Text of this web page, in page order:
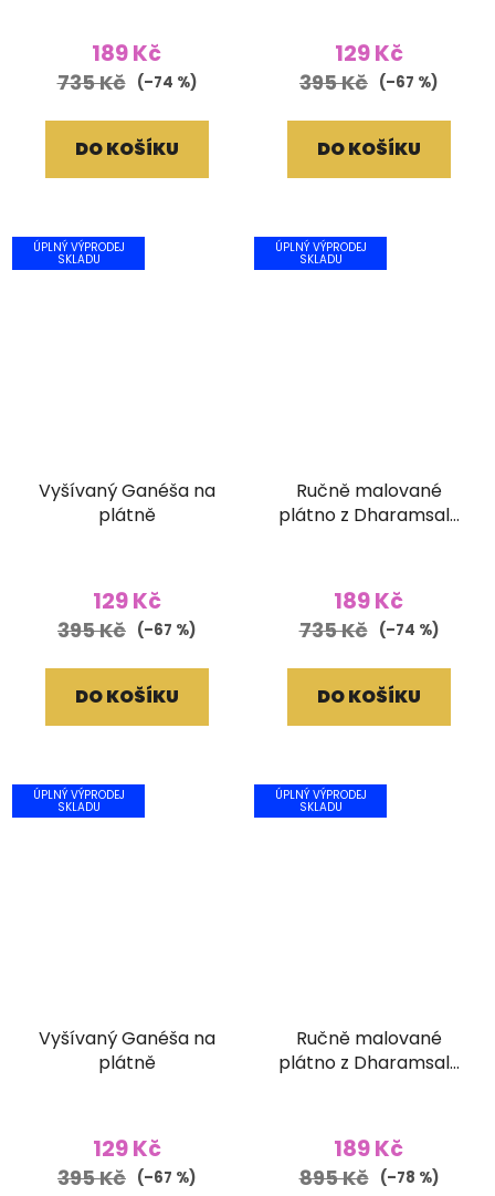
189 Kč
735 Kč (–74 %)
DO KOŠÍKU
129 Kč
395 Kč (–67 %)
DO KOŠÍKU
ÚPLNÝ VÝPRODEJ
SKLADU
Vyšívaný Ganéša na
plátně
129 Kč
395 Kč (–67 %)
DO KOŠÍKU
ÚPLNÝ VÝPRODEJ
SKLADU
Ručně malované
plátno z Dharamsaly
189 Kč
735 Kč (–74 %)
DO KOŠÍKU
ÚPLNÝ VÝPRODEJ
SKLADU
Vyšívaný Ganéša na
plátně
129 Kč
395 Kč (–67 %)
ÚPLNÝ VÝPRODEJ
SKLADU
Ručně malované
plátno z Dharamsaly
189 Kč
895 Kč (–78 %)